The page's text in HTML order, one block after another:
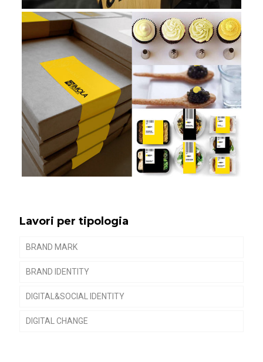
Lavori per tipologia
BRAND MARK
BRAND IDENTITY
DIGITAL&SOCIAL IDENTITY
DIGITAL CHANGE